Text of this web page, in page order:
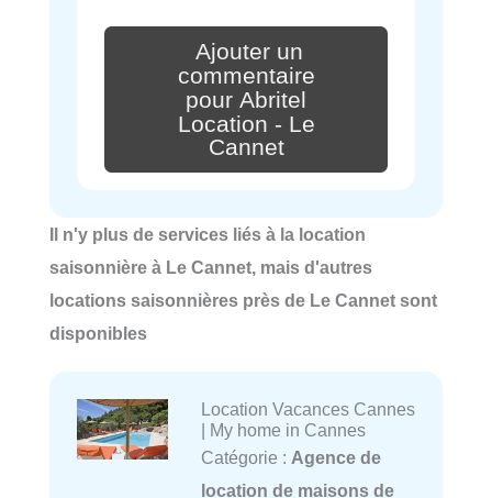
Ajouter un
commentaire
pour Abritel
Location - Le
Cannet
Il n'y plus de services liés à la location
saisonnière à Le Cannet, mais d'autres
locations saisonnières près de Le Cannet sont
disponibles
Location Vacances Cannes
| My home in Cannes
Catégorie : Agence de
location de maisons de